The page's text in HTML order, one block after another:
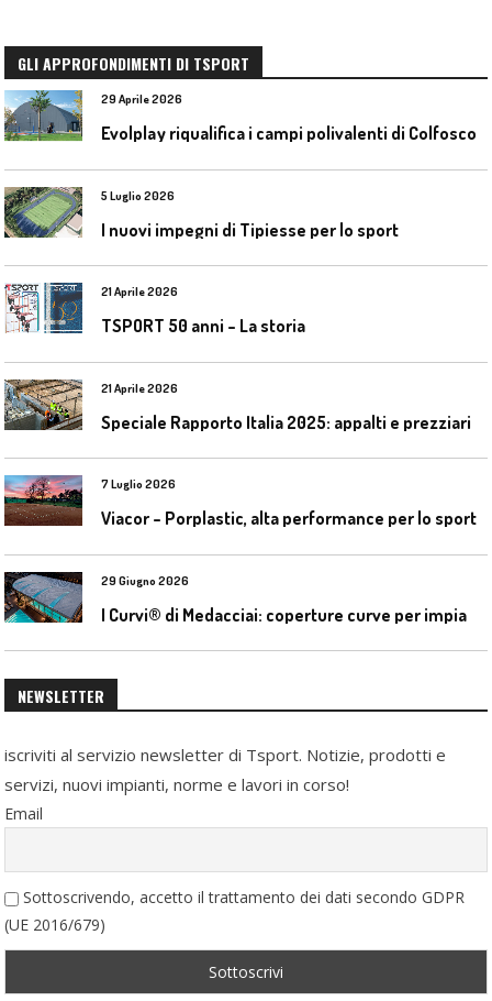
GLI APPROFONDIMENTI DI TSPORT
29 Aprile 2026
Evolplay riqualifica i campi polivalenti di Colfosco
5 Luglio 2026
I nuovi impegni di Tipiesse per lo sport
21 Aprile 2026
TSPORT 50 anni – La storia
21 Aprile 2026
Speciale Rapporto Italia 2025: appalti e prezziari
7 Luglio 2026
Viacor – Porplastic, alta performance per lo sport
29 Giugno 2026
NEWSLETTER
iscriviti al servizio newsletter di Tsport. Notizie, prodotti e
servizi, nuovi impianti, norme e lavori in corso!
Email
Sottoscrivendo, accetto il trattamento dei dati secondo GDPR
(UE 2016/679)